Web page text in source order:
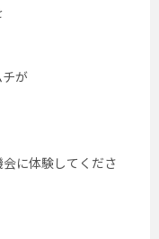
が
に体験してくださ